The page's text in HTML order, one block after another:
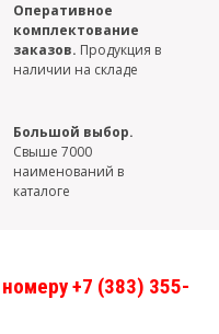
Оперативное
комплектование
заказов. Продукция в
наличии на складе
Большой выбор.
Свыше 7000
наименований в
каталоге
+7 (383) 355-